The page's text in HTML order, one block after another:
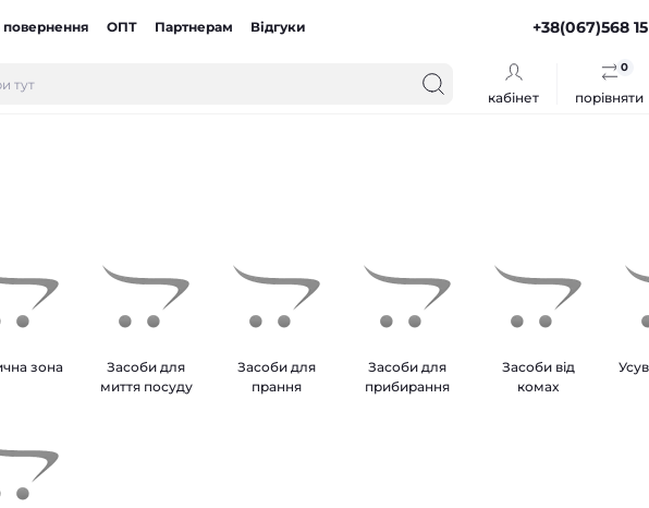
повернення ОПТ Партнерам Відгуки +38(067)568
кабінет порівняти
0
зона
Засоби для
миття посуду
Засоби для
прання
Засоби для
прибирання
Засоби від
комах